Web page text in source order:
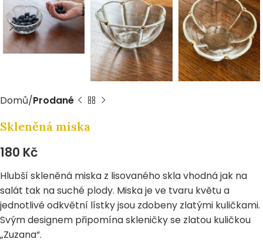
Domů Prodané
Skleněná miska
180 Kč
Hlubší skleněná miska z lisovaného skla vhodná jak na
salát tak na suché plody. Miska je ve tvaru květu a
jednotlivé odkvětní lístky jsou zdobeny zlatými kuličkami.
Svým designem připomína skleničky se zlatou kuličkou
„Zuzana“.